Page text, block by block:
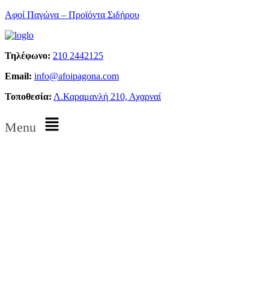
Αφοί Παγώνα – Προϊόντα Σιδήρου
Τηλέφωνο: 210 2442125
Email: info@afoipagona.com
Τοποθεσία: Λ.Καραμανλή 210, Αχαρναί
Menu